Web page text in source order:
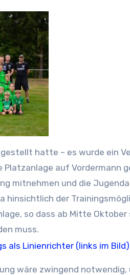
hatte – es wurde ein
auf Vordermann
mitnehmen und die
hinsichtlich der
so dass ab Mitte Oktober
muss.
wäre zwingend notwendig,